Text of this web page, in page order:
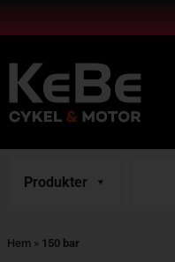
Produkter
Hem » 150 bar